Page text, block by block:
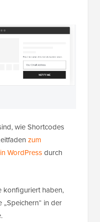
wie Shortcodes
zum
WordPressdurch
konfiguriert haben,
„Speichern“ in der